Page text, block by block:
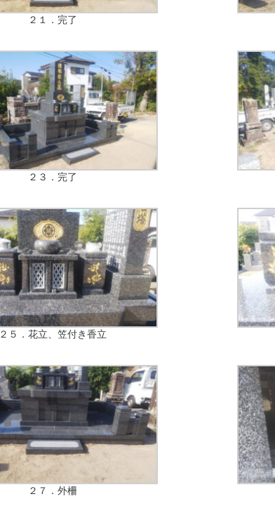
２１．完了
２３．完了
２５．花立、笠付き香立
２７．外柵